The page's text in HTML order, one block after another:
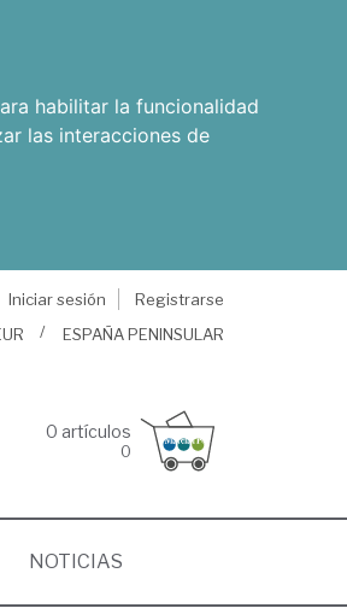
habilitar la funcionalidad
las interacciones de
Iniciar sesión
Registrarse
ESPAÑA PENINSULAR
0 artículos
0
NOTICIAS